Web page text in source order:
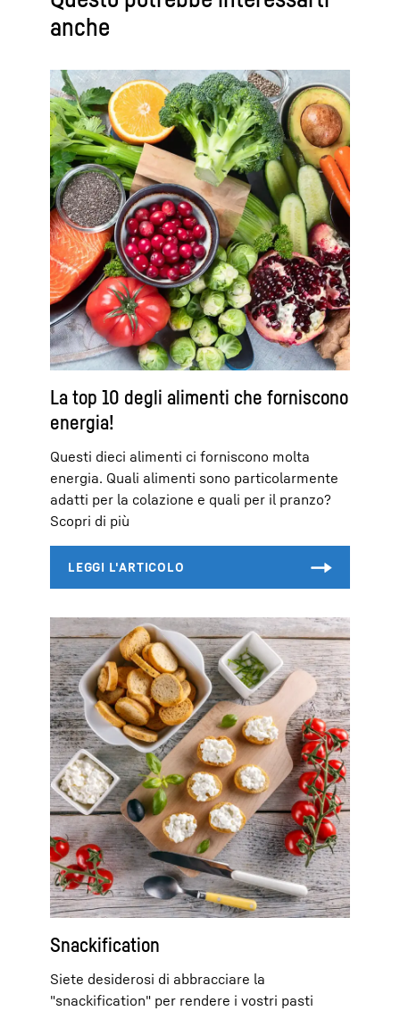
anche
La top 10 degli alimenti che forniscono
energia!
Questi dieci alimenti ci forniscono molta
energia. Quali alimenti sono particolarmente
adatti per la colazione e quali per il pranzo?
Scopri di più
Snackification
Siete desiderosi di abbracciare la
"snackification" per rendere i vostri pasti